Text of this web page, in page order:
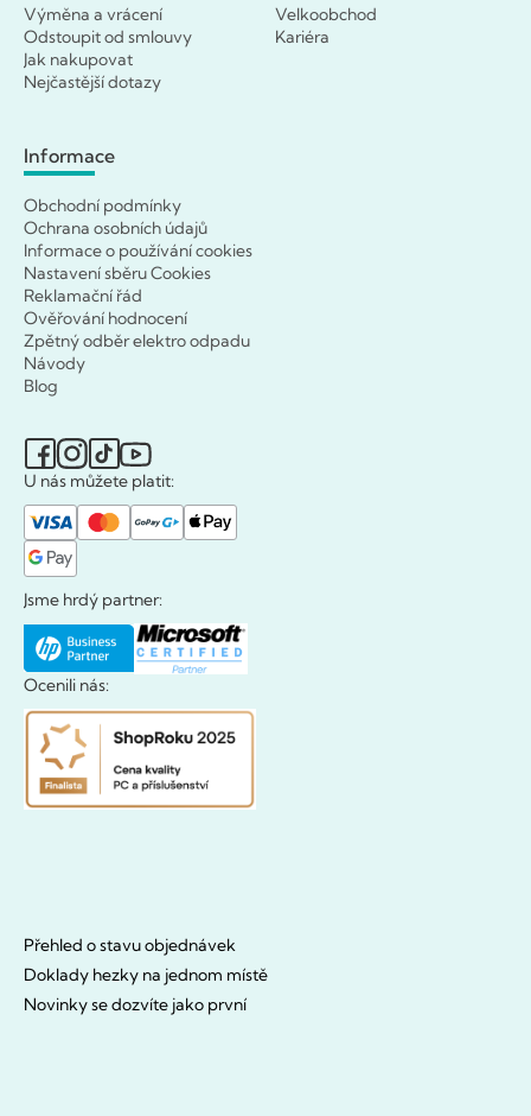
Výměna a vrácení
Odstoupit od smlouvy
Jak nakupovat
Nejčastější dotazy
Velkoobchod
Kariéra
Informace
Obchodní podmínky
Ochrana osobních údajů
Informace o používání cookies
Nastavení sběru Cookies
Reklamační řád
Ověřování hodnocení
Zpětný odběr elektro odpadu
Návody
Blog
U nás můžete platit:
Jsme hrdý partner:
Ocenili nás:
Přehled o stavu objednávek
Doklady hezky na jednom místě
Novinky se dozvíte jako první